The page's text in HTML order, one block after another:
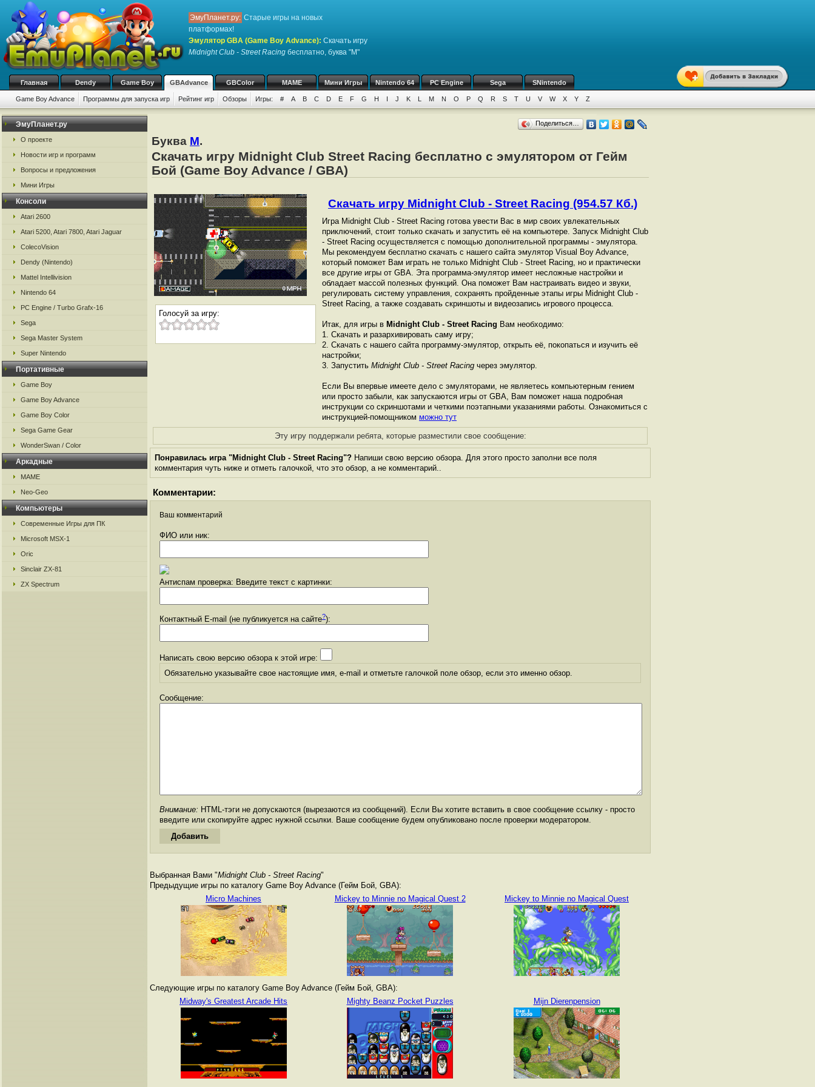
ЭмуПланет.ру: Старые игры на новых
платформах!
Эмулятор GBA (Game Boy Advance): Скачать игру
Midnight Club - Street Racing бесплатно, буква "M"
Главная Dendy Game Boy GBAdvance GBColor MAME Мини Игры Nintendo 64 PC Engine Sega SNintendo
Game Boy Advance Программы для запуска игр Рейтинг игр Обзоры Игры: # A B C D E F G H I J K L M N O P Q R S T U V W X Y Z
ЭмуПланет.ру
О проекте
Новости игр и программ
Вопросы и предложения
Мини Игры
Консоли
Atari 2600
Atari 5200, Atari 7800, Atari Jaguar
ColecoVision
Dendy (Nintendo)
Mattel Intellivision
Nintendo 64
PC Engine / Turbo Grafx-16
Sega
Sega Master System
Super Nintendo
Портативные
Game Boy
Game Boy Advance
Game Boy Color
Sega Game Gear
WonderSwan / Color
Аркадные
MAME
Neo-Geo
Компьютеры
Современные Игры для ПК
Microsoft MSX-1
Oric
Sinclair ZX-81
ZX Spectrum
Поделиться…
Буква M.
Скачать игру Midnight Club Street Racing бесплатно с эмулятором от Гейм
Бой (Game Boy Advance / GBA)
Голосуй за игру:
Скачать игру Midnight Club - Street Racing (954.57 Кб.)
Игра Midnight Club - Street Racing готова увести Вас в мир своих увлекательных
приключений, стоит только скачать и запустить её на компьютере. Запуск Midnight Club
- Street Racing осуществляется с помощью дополнительной программы - эмулятора.
Мы рекомендуем бесплатно скачать с нашего сайта эмулятор Visual Boy Advance,
который поможет Вам играть не только Midnight Club - Street Racing, но и практически
все другие игры от GBА. Эта программа-эмулятор имеет несложные настройки и
обладает массой полезных функций. Она поможет Вам настраивать видео и звуки,
регулировать систему управления, сохранять пройденные этапы игры Midnight Club -
Street Racing, а также создавать скриншоты и видеозапись игрового процесса.
Итак, для игры в Midnight Club - Street Racing Вам необходимо:
1. Скачать и разархивировать саму игру;
2. Скачать с нашего сайта программу-эмулятор, открыть её, покопаться и изучить её
настройки;
3. Запустить Midnight Club - Street Racing через эмулятор.
Если Вы впервые имеете дело с эмуляторами, не являетесь компьютерным гением
или просто забыли, как запускаются игры от GBА, Вам поможет наша подробная
инструкции со скриншотами и четкими поэтапными указаниями работы. Ознакомиться с
инструкцией-помощником можно тут
Эту игру поддержали ребята, которые разместили свое сообщение:
Понравилась игра "Midnight Club - Street Racing"? Напиши свою версию обзора. Для этого просто заполни все поля
комментария чуть ниже и отметь галочкой, что это обзор, а не комментарий..
Комментарии:
Ваш комментарий
ФИО или ник:
Антиспам проверка: Введите текст с картинки:
Контактный E-mail (не публикуется на сайте?):
Написать свою версию обзора к этой игре:
Обязательно указывайте свое настоящие имя, e-mail и отметьте галочкой поле обзор, если это именно обзор.
Сообщение:
Внимание: HTML-тэги не допускаются (вырезаются из сообщений). Если Вы хотите вставить в свое сообщение ссылку - просто
введите или скопируйте адрес нужной ссылки. Ваше сообщение будем опубликовано после проверки модератором.
Выбранная Вами "Midnight Club - Street Racing"
Предыдущие игры по каталогу Game Boy Advance (Гейм Бой, GBA):
Micro Machines
Mickey to Minnie no Magical Quest 2 Mickey to Minnie no Magical Quest
Следующие игры по каталогу Game Boy Advance (Гейм Бой, GBA):
Midway's Greatest Arcade Hits
Mighty Beanz Pocket Puzzles Mijn Dierenpension